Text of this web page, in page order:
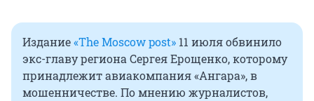
Издание«The Moscow post» 11 июля обвинило
экс-главу региона Сергея Ерощенко, которому
принадлежит авиакомпания «Ангара», в
мошенничестве. По мнению журналистов,